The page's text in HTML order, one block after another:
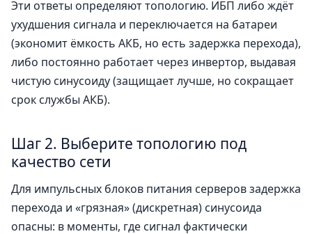
Эти ответы определяют топологию. ИБП либо ждёт
ухудшения сигнала и переключается на батареи
(экономит ёмкость АКБ, но есть задержка перехода),
либо постоянно работает через инвертор, выдавая
чистую синусоиду (защищает лучше, но сокращает
срок службы АКБ).
Шаг 2. Выберите топологию под
качество сети
Для импульсных блоков питания серверов задержка
перехода и «грязная» (дискретная) синусоида
опасны: в моменты, где сигнал фактически